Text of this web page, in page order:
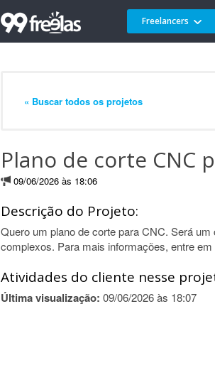
Freelancers
« Buscar todos os projetos
Plano de corte CNC
09/06/2026 às 18:06
Descrição do Projeto:
Quero um plano de corte para CNC. Será
complexos. Para mais informações, entre em
Atividades do cliente nesse
Última visualização: 09/06/2026 às 18:07